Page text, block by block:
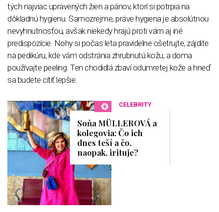
tých najviac upravených žien a pánov, ktorí si potrpia na
dôkladnú hygienu. Samozrejme, práve hygiena je absolútnou
nevyhnutnosťou, avšak niekedy hrajú proti vám aj iné
predispozície. Nohy si počas leta pravidelne ošetrujte, zájdite
na pedikúru, kde vám odstránia zhrubnutú kožu, a doma
používajte peeling. Ten chodidlá zbaví odumretej kože a hneď
sa budete cítiť lepšie.
CELEBRITY
Soňa MÜLLEROVÁ a
kolegovia: Čo ich
dnes teší a čo,
naopak, irituje?